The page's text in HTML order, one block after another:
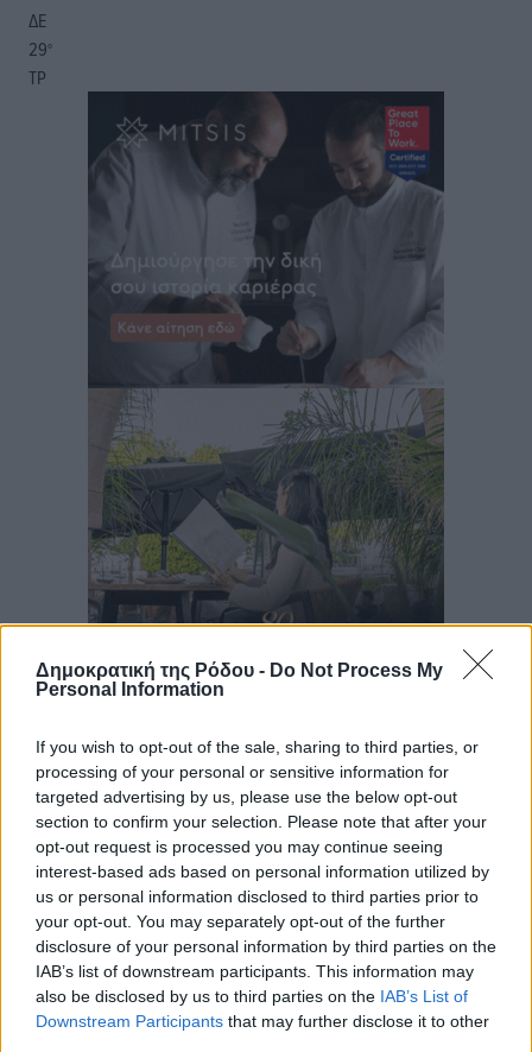
Δημοκρατική της Ρόδου - Do Not Process My
Personal Information
If you wish to opt-out of the sale, sharing to third parties, or
processing of your personal or sensitive information for
targeted advertising by us, please use the below opt-out
section to confirm your selection. Please note that after your
opt-out request is processed you may continue seeing
interest-based ads based on personal information utilized by
us or personal information disclosed to third parties prior to
your opt-out. You may separately opt-out of the further
disclosure of your personal information by third parties on the
IAB’s list of downstream participants. This information may
also be disclosed by us to third parties on the IAB’s List of
Downstream Participants that may further disclose it to other
ΔΕ
29°
ΤΡ
Ροή ειδήσεων